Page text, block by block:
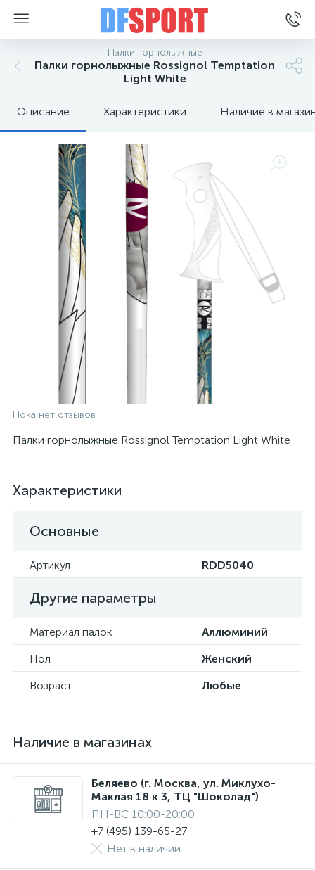
Палки горнолыжные
Палки горнолыжные Rossignol Temptation
Light White
Описание Характеристики Наличие в
Пока нет отзывов
Палки горнолыжные Rossignol Temptation Light White
Характеристики
Основные
Артикул RDD5040
Другие параметры
Материал палок
Аллюминий
Пол
Женский
Возраст
Любые
Наличие в магазинах
Беляево (г. Москва, ул. Миклухо-
Маклая 18 к 3, ТЦ "Шоколад")
ПН-ВС 10:00-20:00
+7 (495) 139-65-27
Нет в наличии